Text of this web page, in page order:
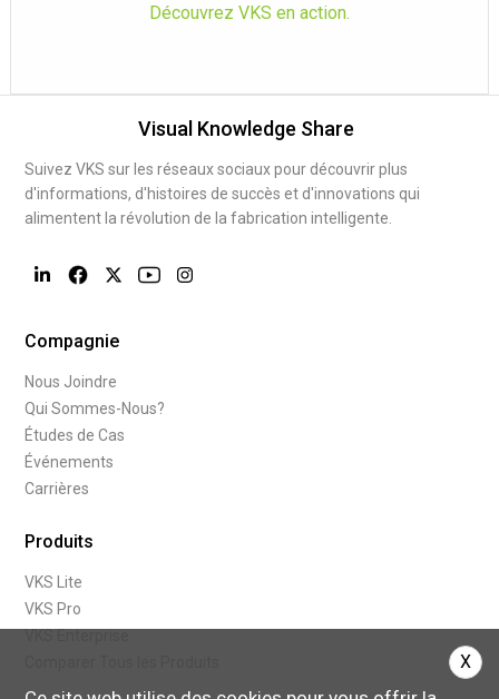
Découvrez VKS en action.
X
Visual Knowledge Share
Suivez VKS sur les réseaux sociaux pour découvrir plus
d'informations, d'histoires de succès et d'innovations qui
alimentent la révolution de la fabrication intelligente.
Compagnie
Nous Joindre
Qui Sommes-Nous?
Études de Cas
Événements
Carrières
Produits
VKS Lite
VKS Pro